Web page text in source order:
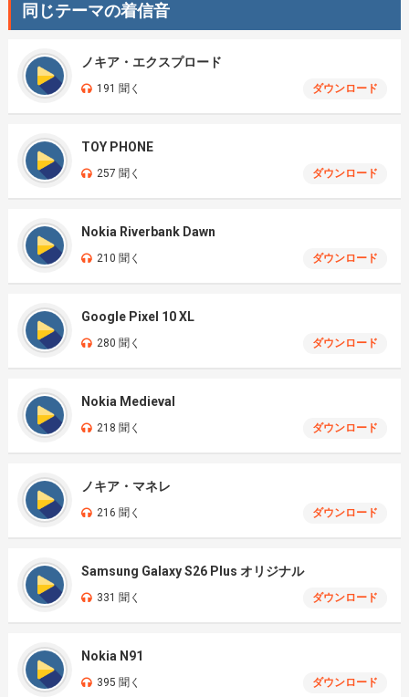
同じテーマの着信音
ノキア・エクスプロード
191 聞く ダウンロード
TOY PHONE
257 聞く ダウンロード
Nokia Riverbank Dawn
210 聞く ダウンロード
Google Pixel 10 XL
280 聞く ダウンロード
Nokia Medieval
218 聞く ダウンロード
ノキア・マネレ
216 聞く ダウンロード
Samsung Galaxy S26 Plus オリジナル
331 聞く ダウンロード
Nokia N91
395 聞く ダウンロード